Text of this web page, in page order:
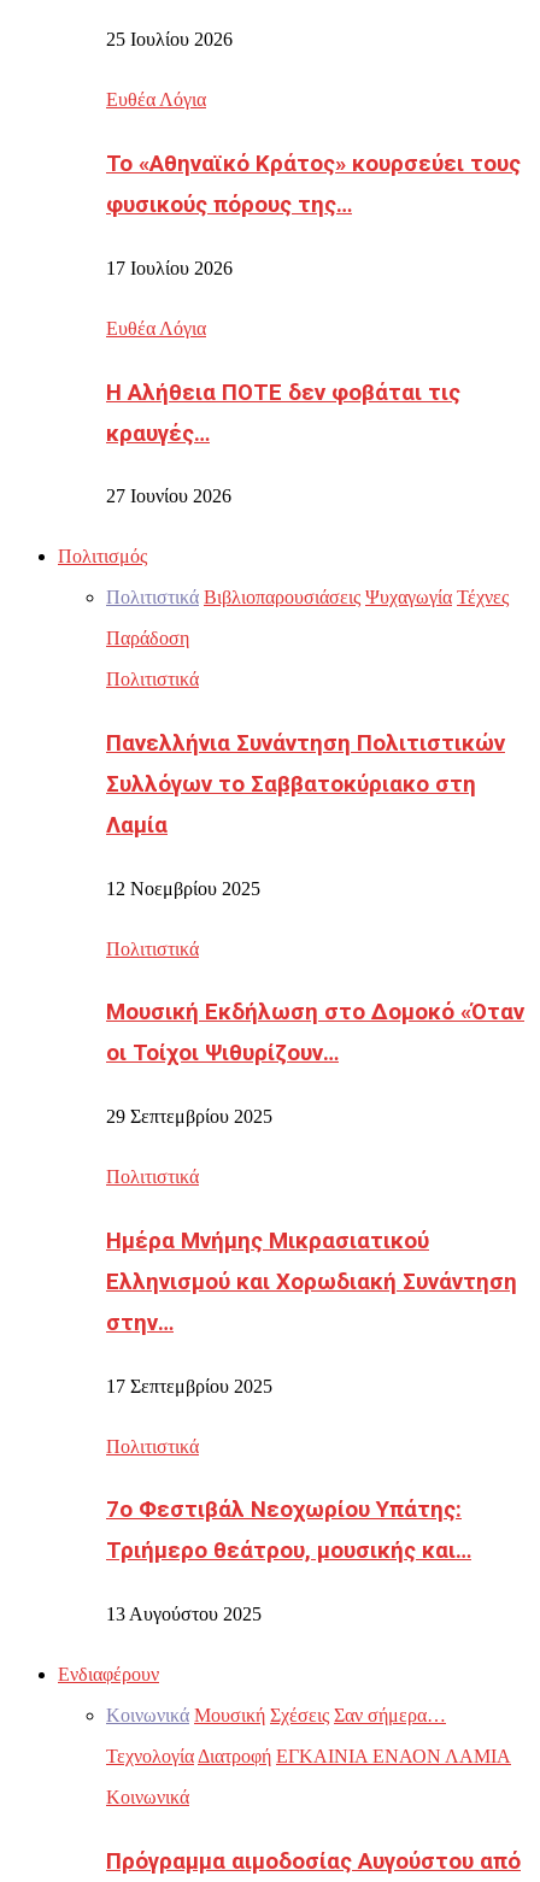
25 Ιουλίου 2026
Ευθέα Λόγια
Το «Αθηναϊκό Κράτος» κουρσεύει τους
φυσικούς πόρους της…
17 Ιουλίου 2026
Ευθέα Λόγια
Η Αλήθεια ΠΟΤΕ δεν φοβάται τις
κραυγές…
27 Ιουνίου 2026
Πολιτισμός
Πολιτιστικά Βιβλιοπαρουσιάσεις Ψυχαγωγία Τέχνες
Παράδοση
Πολιτιστικά
Πανελλήνια Συνάντηση Πολιτιστικών
Συλλόγων το Σαββατοκύριακο στη
Λαμία
12 Νοεμβρίου 2025
Πολιτιστικά
Μουσική Εκδήλωση στο Δομοκό «Όταν
οι Τοίχοι Ψιθυρίζουν…
29 Σεπτεμβρίου 2025
Πολιτιστικά
Ημέρα Μνήμης Μικρασιατικού
Ελληνισμού και Χορωδιακή Συνάντηση
στην…
17 Σεπτεμβρίου 2025
Πολιτιστικά
7ο Φεστιβάλ Νεοχωρίου Υπάτης:
Τριήμερο θεάτρου, μουσικής και…
13 Αυγούστου 2025
Ενδιαφέρουν
Κοινωνικά Μουσική Σχέσεις Σαν σήμερα…
Τεχνολογία Διατροφή ΕΓΚΑΙΝΙΑ ΕΝΑΟΝ ΛΑΜΙΑ
Κοινωνικά
Πρόγραμμα αιμοδοσίας Αυγούστου από